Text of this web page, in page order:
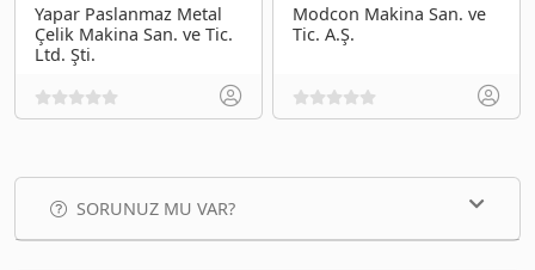
Yapar Paslanmaz Metal
Çelik Makina San. ve Tic.
Ltd. Şti.
Modcon Makina San. ve
Tic. A.Ş.
SORUNUZ MU VAR?